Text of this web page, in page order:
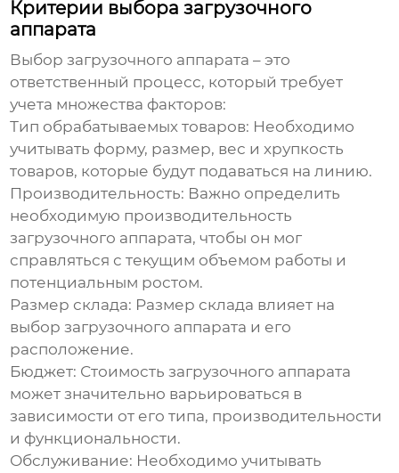
Критерии выбора загрузочного
аппарата
Выборзагрузочного аппарата – это
ответственный процесс, который требует
учета множества факторов:
Тип обрабатываемых товаров: Необходимо
учитывать форму, размер, вес и хрупкость
товаров, которые будут подаваться на линию.
Производительность: Важно определить
необходимую производительность
загрузочного аппарата, чтобы он мог
справляться с текущим объемом работы и
потенциальным ростом.
Размер склада: Размер склада влияет на
выборзагрузочного аппарата и его
расположение.
Бюджет: Стоимостьзагрузочного аппарата
может значительно варьироваться в
зависимости от его типа, производительности
и функциональности.
Обслуживание: Необходимо учитывать